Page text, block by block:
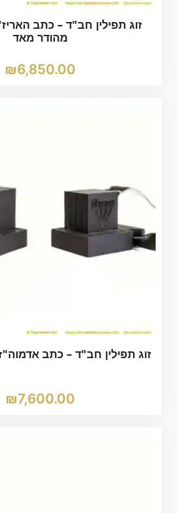
זוג תפילין חב"ד – כתב
מהודר מאד
₪6,850.00
זוג תפילין חב"ד – כתב
₪7,600.00